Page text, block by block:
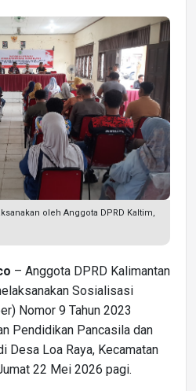
oleh Anggota DPRD Kaltim,
– Anggota DPRD Kalimantan
Sosialisasi
Nomor 9 Tahun 2023
Pendidikan Pancasila dan
Desa Loa Raya, Kecamatan
22 Mei 2026 pagi.